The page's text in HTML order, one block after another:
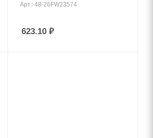
Арт.: 48-26FW23574
623.10 ₽